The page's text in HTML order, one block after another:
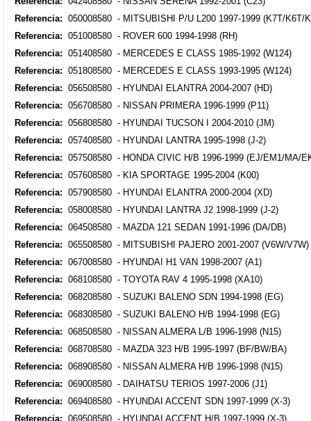
Referencia: 050008580 - MITSUBISHI P/U L200 1997-1999 (K7T/K6T/
Referencia: 051008580 - ROVER 600 1994-1998 (RH)
Referencia: 051408580 - MERCEDES E CLASS 1985-1992 (W124)
Referencia: 051808580 - MERCEDES E CLASS 1993-1995 (W124)
Referencia: 056508580 - HYUNDAI ELANTRA 2004-2007 (HD)
Referencia: 056708580 - NISSAN PRIMERA 1996-1999 (P11)
Referencia: 056808580 - HYUNDAI TUCSON I 2004-2010 (JM)
Referencia: 057408580 - HYUNDAI LANTRA 1995-1998 (J-2)
Referencia: 057508580 - HONDA CIVIC H/B 1996-1999 (EJ/EM1/MA/
Referencia: 057608580 - KIA SPORTAGE 1995-2004 (K00)
Referencia: 057908580 - HYUNDAI ELANTRA 2000-2004 (XD)
Referencia: 058008580 - HYUNDAI LANTRA J2 1998-1999 (J-2)
Referencia: 064508580 - MAZDA 121 SEDAN 1991-1996 (DA/DB)
Referencia: 065508580 - MITSUBISHI PAJERO 2001-2007 (V6W/V7W)
Referencia: 067008580 - HYUNDAI H1 VAN 1998-2007 (A1)
Referencia: 068108580 - TOYOTA RAV 4 1995-1998 (XA10)
Referencia: 068208580 - SUZUKI BALENO SDN 1994-1998 (EG)
Referencia: 068308580 - SUZUKI BALENO H/B 1994-1998 (EG)
Referencia: 068508580 - NISSAN ALMERA L/B 1996-1998 (N15)
Referencia: 068708580 - MAZDA 323 H/B 1995-1997 (BF/BW/BA)
Referencia: 068908580 - NISSAN ALMERA H/B 1996-1998 (N15)
Referencia: 069008580 - DAIHATSU TERIOS 1997-2006 (J1)
Referencia: 069408580 - HYUNDAI ACCENT SDN 1997-1999 (X-3)
Referencia: 069508580 - HYUNDAI ACCENT H/B 1997-1999 (X-3)